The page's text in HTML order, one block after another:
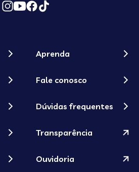
Aprenda
Fale conosco
Dúvidas frequentes
Transparência
Ouvidoria